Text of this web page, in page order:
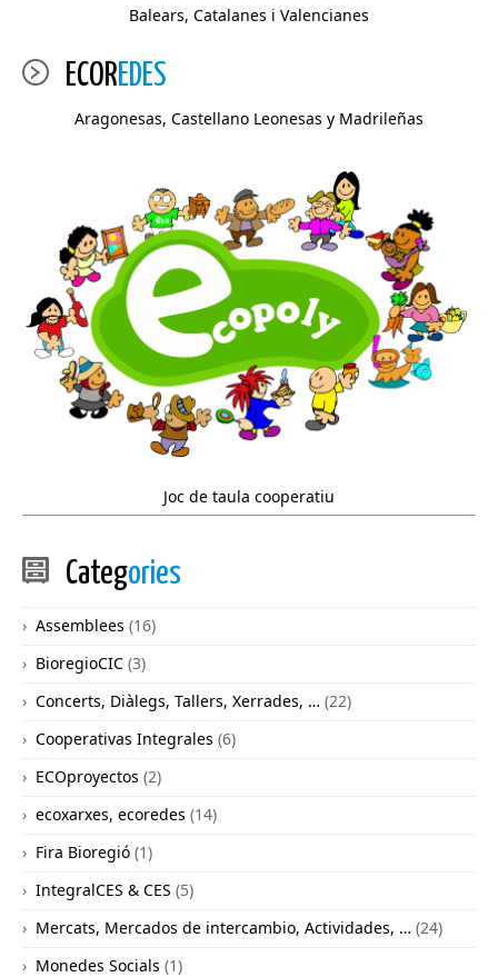
Balears, Catalanes i Valencianes
ECOREDES
Aragonesas, Castellano Leonesas y Madrileñas
Joc de taula cooperatiu
Categories
Assemblees (16)
BioregioCIC (3)
Concerts, Diàlegs, Tallers, Xerrades, … (22)
Cooperativas Integrales (6)
ECOproyectos (2)
ecoxarxes, ecoredes (14)
Fira Bioregió (1)
IntegralCES & CES (5)
Mercats, Mercados de intercambio, Actividades, … (24)
Monedes Socials (1)